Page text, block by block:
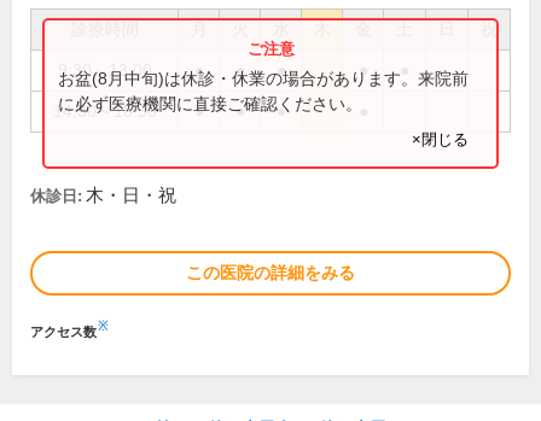
祝
9:30～13:00 ● ● ● ●
14:30～18:30 ● ● ●
お盆(8月中旬)は休診・休業の場合があります。来院前
に必ず医療機関に直接ご確認ください。
×閉じる
休診日: 木・日・祝
この医院の詳細をみる
アクセス数※